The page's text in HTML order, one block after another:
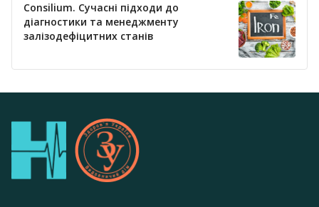
Consilium. Сучасні підходи до
діагностики та менеджменту
залізодефіцитних станів